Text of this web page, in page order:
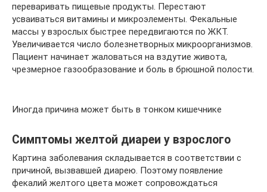
переваривать пищевые продукты. Перестают
усваиваться витамины и микроэлементы. Фекальные
массы у взрослых быстрее передвигаются по ЖКТ.
Увеличивается число болезнетворных микроорганизмов.
Пациент начинает жаловаться на вздутие живота,
чрезмерное газообразование и боль в брюшной полости.
Иногда причина может быть в тонком кишечнике
Симптомы желтой диареи у взрослого
Картина заболевания складывается в соответствии с
причиной, вызвавшей диарею. Поэтому появление
фекалий желтого цвета может сопровождаться